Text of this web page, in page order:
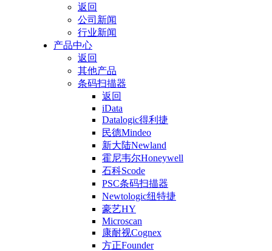
返回
公司新闻
行业新闻
产品中心
返回
其他产品
条码扫描器
返回
iData
Datalogic得利捷
民德Mindeo
新大陆Newland
霍尼韦尔Honeywell
石科Scode
PSC条码扫描器
Newtologic纽特捷
豪艺HY
Microscan
康耐视Cognex
方正Founder